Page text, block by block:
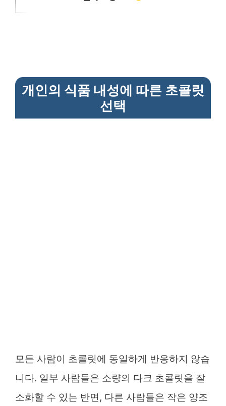
개인의 식품 내성에 따른 초콜릿
선택
모든 사람이 초콜릿에 동일하게 반응하지 않습
니다. 일부 사람들은 소량의 다크 초콜릿을 잘
소화할 수 있는 반면, 다른 사람들은 작은 양조